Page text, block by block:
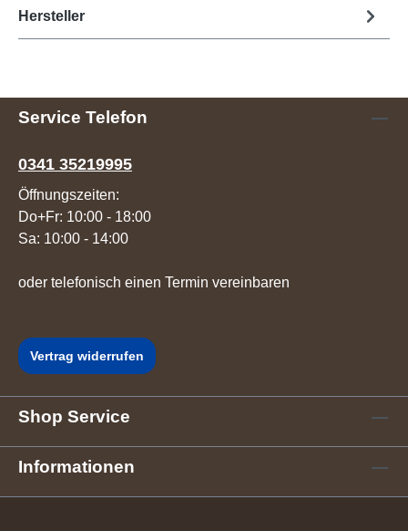
Hersteller
Service Telefon
0341 35219995
Öffnungszeiten:
Do+Fr: 10:00 - 18:00
Sa: 10:00 - 14:00
oder telefonisch einen Termin vereinbaren
Vertrag widerrufen
Shop Service
Informationen